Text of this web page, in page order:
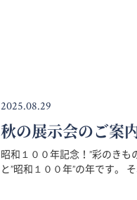
2025.08.29
秋の展示会のご案
昭和１００年記念！”彩のきも
と”昭和１００年”の年です。